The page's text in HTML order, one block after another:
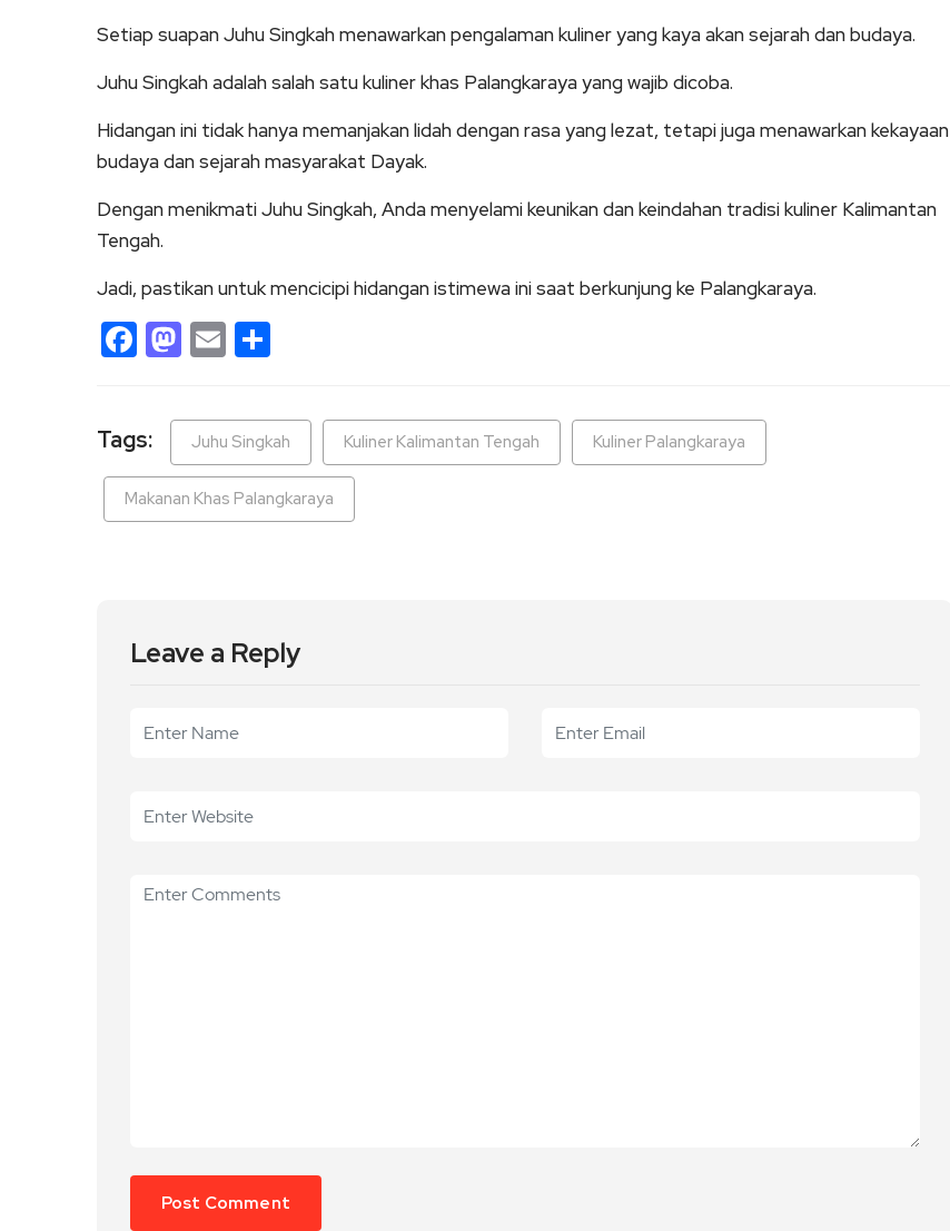
Setiap suapan Juhu Singkah menawarkan pengalaman kuliner yang kaya akan sejarah dan budaya.
Juhu Singkah adalah salah satu kuliner khas Palangkaraya yang wajib dicoba.
Hidangan ini tidak hanya memanjakan lidah dengan rasa yang lezat, tetapi juga menawarkan kekayaan
budaya dan sejarah masyarakat Dayak.
Dengan menikmati Juhu Singkah, Anda menyelami keunikan dan keindahan tradisi kuliner Kalimantan
Tengah.
Jadi, pastikan untuk mencicipi hidangan istimewa ini saat berkunjung ke Palangkaraya.
Facebook
Mastodon
Email
Tags: Juhu Singkah Kuliner Kalimantan Tengah Kuliner Palangkaraya
Makanan Khas Palangkaraya
Leave a Reply